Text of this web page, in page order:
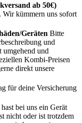
ab 50€)
Wir kümmern uns sofort
Geräten Bitte
und
umgehend und
Kombi-Preisen
direkt unsere
für deine Versicherung
bei uns ein Gerät
nicht oder ist trotzdem